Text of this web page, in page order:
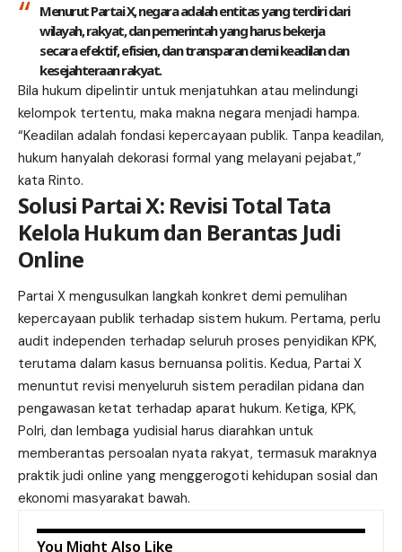
Menurut Partai X, negara adalah entitas yang terdiri dari
wilayah, rakyat, dan pemerintah yang harus bekerja
secara efektif, efisien, dan transparan demi keadilan dan
kesejahteraan rakyat.
Bila hukum dipelintir untuk menjatuhkan atau melindungi
kelompok tertentu, maka makna negara menjadi hampa.
“Keadilan adalah fondasi kepercayaan publik. Tanpa keadilan,
hukum hanyalah dekorasi formal yang melayani pejabat,”
kata Rinto.
Solusi Partai X: Revisi Total Tata
Kelola Hukum dan Berantas Judi
Online
Partai X mengusulkan langkah konkret demi pemulihan
kepercayaan publik terhadap sistem hukum. Pertama, perlu
audit independen terhadap seluruh proses penyidikan KPK,
terutama dalam kasus bernuansa politis. Kedua, Partai X
menuntut revisi menyeluruh sistem peradilan pidana dan
pengawasan ketat terhadap aparat hukum. Ketiga, KPK,
Polri, dan lembaga yudisial harus diarahkan untuk
memberantas persoalan nyata rakyat, termasuk maraknya
praktik judi online yang menggerogoti kehidupan sosial dan
ekonomi masyarakat bawah.
You Might Also Like